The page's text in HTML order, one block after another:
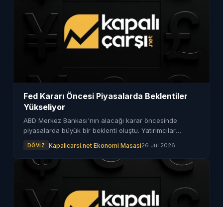
Fed Kararı Öncesi Piyasalarda Beklentiler
Yükseliyor
ABD Merkez Bankası'nın alacağı karar öncesinde
piyasalarda büyük bir beklenti oluştu. Yatırımcılar
DÖVIZ Kapalicarsi.net Ekonomi Masasi26 Jul 2026